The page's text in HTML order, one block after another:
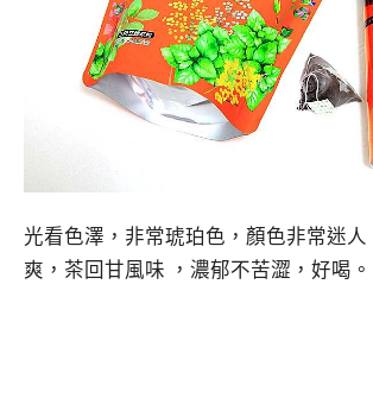
光看色澤，非常琥珀色，顏色非常迷
爽，茶回甘風味 ，濃郁不苦澀，好喝。